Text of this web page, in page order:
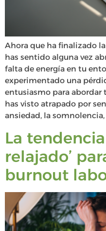
Ahora que ha finalizado
has sentido alguna vez
falta de energía en tu
experimentado una
entusiasmo para abordar
has visto atrapado por
ansiedad, la
La
relajado’
burnout